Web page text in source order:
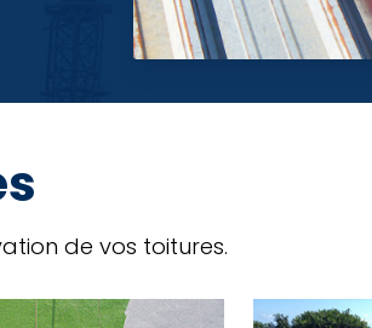
de vos toitures.